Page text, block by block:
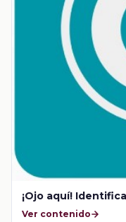
¡Ojo aquí!
Ver contenido